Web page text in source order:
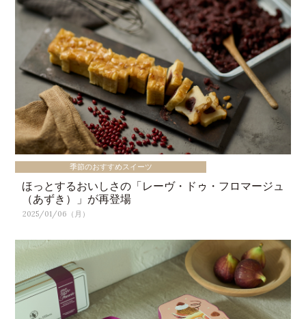
季節のおすすめスイーツ
ほっとするおいしさの「レーヴ・ドゥ・フロマージュ
（あずき）」が再登場
2025/01/06（月）